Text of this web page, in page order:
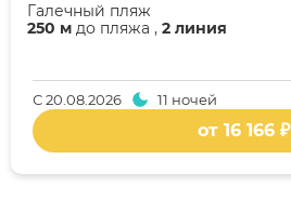
250 м до пляжа , 2 линия
Галечный пляж
С20.08.2026 11 ночей
от 16 166 ₽